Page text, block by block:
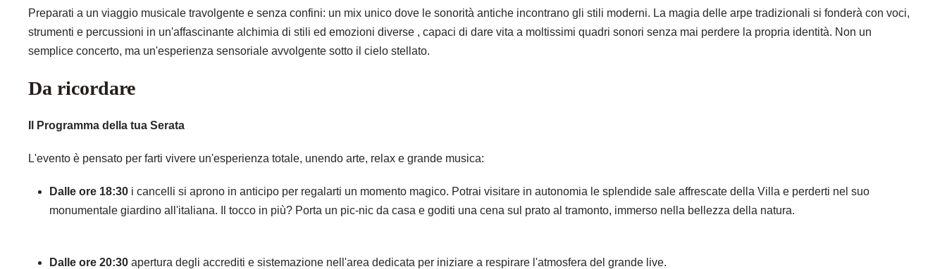
Preparati a un viaggio musicale travolgente e senza confini: un mix unico dove le sonorità antiche incontrano gli stili moderni. La magia delle arpe tradizionali si fonderà con voci,
strumenti e percussioni in un'affascinante alchimia di stili ed emozioni diverse , capaci di dare vita a moltissimi quadri sonori senza mai perdere la propria identità. Non un
semplice concerto, ma un'esperienza sensoriale avvolgente sotto il cielo stellato.
Da ricordare
Il Programma della tua Serata
L'evento è pensato per farti vivere un'esperienza totale, unendo arte, relax e grande musica:
Dalle ore 18:30 i cancelli si aprono in anticipo per regalarti un momento magico. Potrai visitare in autonomia le splendide sale affrescate della Villa e perderti nel suo
monumentale giardino all'italiana. Il tocco in più? Porta un pic-nic da casa e goditi una cena sul prato al tramonto, immerso nella bellezza della natura.
Dalle ore 20:30 apertura degli accrediti e sistemazione nell'area dedicata per iniziare a respirare l'atmosfera del grande live.